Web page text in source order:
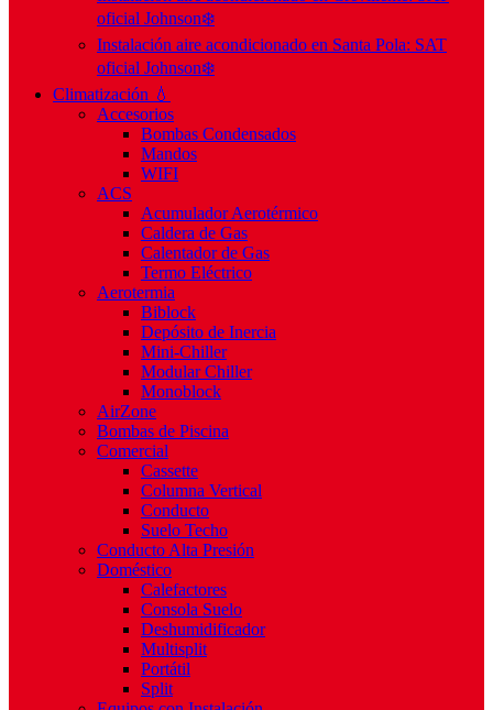
oficial Johnson❄️
Instalación aire acondicionado en Santa Pola: SAT
oficial Johnson❄️
Climatización 💧
Accesorios
Bombas Condensados
Mandos
WIFI
ACS
Acumulador Aerotérmico
Caldera de Gas
Calentador de Gas
Termo Eléctrico
Aerotermia
Biblock
Depósito de Inercia
Mini-Chiller
Modular Chiller
Monoblock
AirZone
Bombas de Piscina
Comercial
Cassette
Columna Vertical
Conducto
Suelo Techo
Conducto Alta Presión
Doméstico
Calefactores
Consola Suelo
Deshumidificador
Multisplit
Portátil
Split